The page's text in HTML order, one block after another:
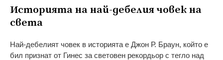
Историята на най-дебелия човек на
света
Най-дебелият човек в историята е Джон Р. Браун, който е
бил признат от Гинес за световен рекордьор с тегло над